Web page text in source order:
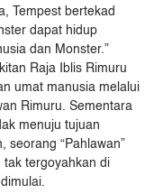
Tempest bertekad
dapat hidup
dan Monster.”
Raja Iblis Rimuru
umat manusia melalui
Rimuru. Sementara
menuju tujuan
“Pahlawan”
tak tergoyahkan di